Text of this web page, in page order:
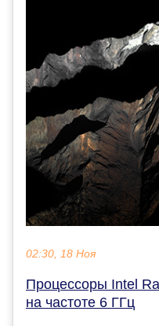
02:30, 18 Ноя
Процессоры Intel
на частоте 6 ГГц